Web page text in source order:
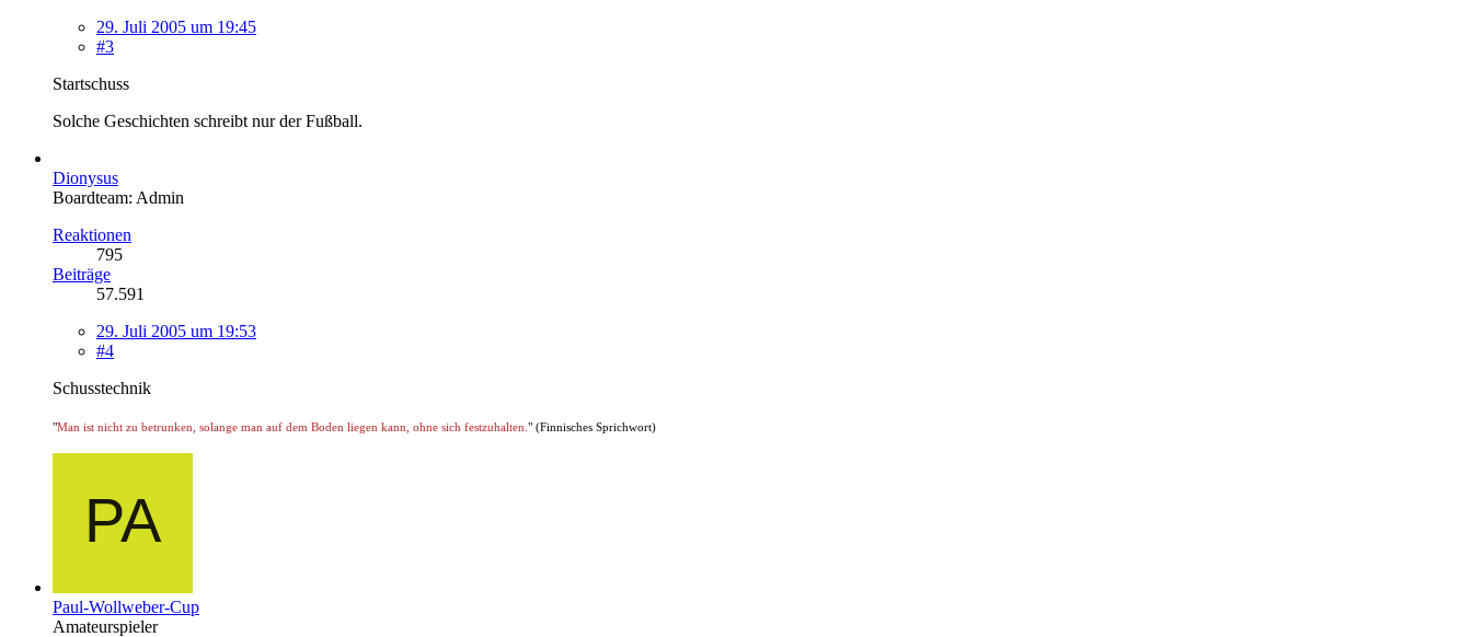
29. Juli 2005 um 19:45
#3
Startschuss
Solche Geschichten schreibt nur der Fußball.
Dionysus
Boardteam: Admin
Reaktionen
795
Beiträge
57.591
29. Juli 2005 um 19:53
#4
Schusstechnik
"Man ist nicht zu betrunken, solange man auf dem Boden liegen kann, ohne sich festzuhalten. " (Finnisches Sprichwort)
Paul-Wollweber-Cup
Amateurspieler